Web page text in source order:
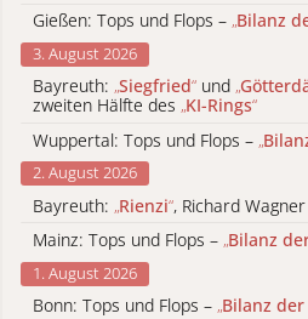
Gießen: Tops und Flops – „Bilanz
3. August 2026
Bayreuth: „Siegfried“ und „
zweiten Hälfte des „KI-Rings“
Wuppertal: Tops und Flops – „
2. August 2026
Bayreuth: „Rienzi“, Richard Wagner
Mainz: Tops und Flops – „Bilanz
1. August 2026
Bonn: Tops und Flops – „Bilanz der